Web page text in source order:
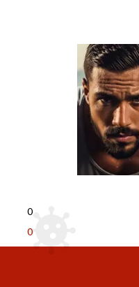
0
0